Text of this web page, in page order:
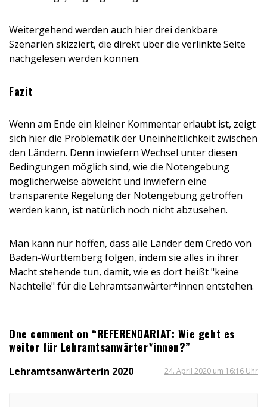
Weitergehend werden auch hier drei denkbare
Szenarien skizziert, die direkt über die verlinkte Seite
nachgelesen werden können.
Fazit
Wenn am Ende ein kleiner Kommentar erlaubt ist, zeigt
sich hier die Problematik der Uneinheitlichkeit zwischen
den Ländern. Denn inwiefern Wechsel unter diesen
Bedingungen möglich sind, wie die Notengebung
möglicherweise abweicht und inwiefern eine
transparente Regelung der Notengebung getroffen
werden kann, ist natürlich noch nicht abzusehen.
Man kann nur hoffen, dass alle Länder dem Credo von
Baden-Württemberg folgen, indem sie alles in ihrer
Macht stehende tun, damit, wie es dort heißt "keine
Nachteile" für die Lehramtsanwärter*innen entstehen.
One comment on “REFERENDARIAT: Wie geht es
weiter für Lehramtsanwärter*innen?”
Lehramtsanwärterin 2020 24. April 2020 um 16:16 Uhr